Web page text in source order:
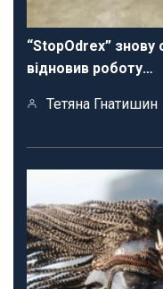
“StopOdrex”
відновив роботу…
Тетяна Гнатишин